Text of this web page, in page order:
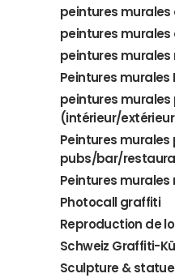
peintures murales
peintures murales
peintures
Peintures murales
peintures murales
(intérieur/
Peintures murales
pubs/bar/
Peintures murales
Photocall graffiti
Reproduction de
Schweiz Graffiti-
Sculpture &